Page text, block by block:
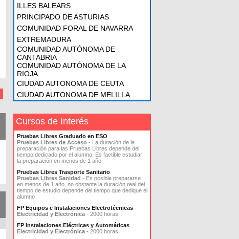
ILLES BALEARS
PRINCIPADO DE ASTURIAS
COMUNIDAD FORAL DE NAVARRA
EXTREMADURA
COMUNIDAD AUTÓNOMA DE
CANTABRIA
COMUNIDAD AUTÓNOMA DE LA
RIOJA
CIUDAD AUTONOMA DE CEUTA
CIUDAD AUTONOMA DE MELILLA
Cursos de Interés
Pruebas Libres Graduado en ESO
Pruebas Libres de Acceso - La duración de la
preparación para las Pruebas Libres depende del
tiempo dedicado por el alumno. Es factible estudiar
la preparación en menos de 1 año
Pruebas Libres Trasporte Sanitario
Pruebas Libres Sanidad - Es posible prepararse
en menos de 1 año, no obstante la duración real del
tiempo de estudio depende del tiempo que dedique el
alumno
FP Equipos e Instalaciones Electrotécnicas
Electricidad y Electrónica - 2000 horas
FP Instalaciones Eléctricas y Automáticas
Electricidad y Electrónica - 2000 horas